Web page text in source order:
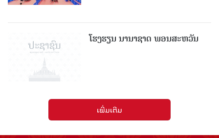
ໂຮງຮຽນ ນານາຊາດ ພອນສະຫວັນ
ເພີ່ມເຕີມ